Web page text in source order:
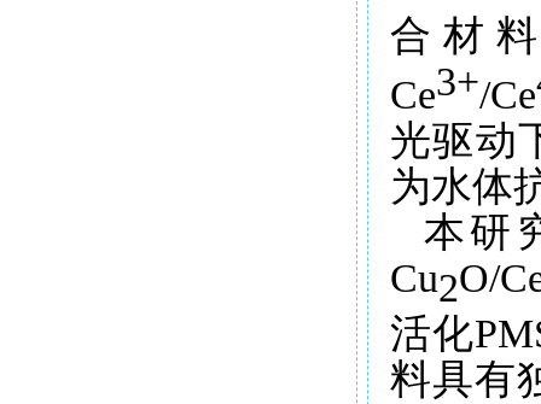
合材
Ce3+/Ce
光驱动
为水体
本研
Cu2O/
活化
料具有